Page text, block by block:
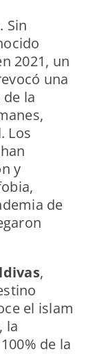
Sin
2021, un
una
la
Los
y
de
,
el islam
la
de la